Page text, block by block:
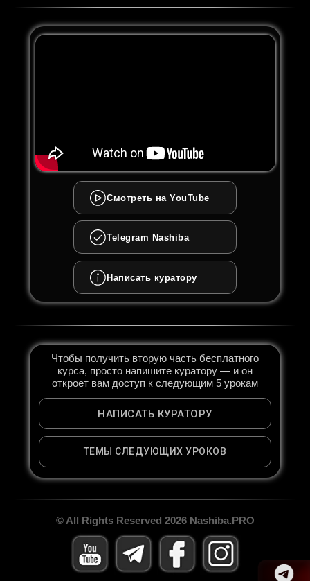
Смотреть на YouTube
Telegram Nashiba
Написать куратору
Чтобы получить вторую часть бесплатного
курса, просто напишите куратору — и он
откроет вам доступ к следующим 5 урокам
НАПИСАТЬ КУРАТОРУ
ТЕМЫ СЛЕДУЮЩИХ УРОКОВ
© All Rights Reserved 2026 Nashiba.PRO